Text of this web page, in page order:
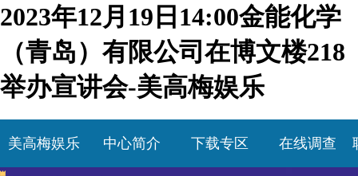
2023年12月19日14:00金能化学
（青岛）有限公司在博文楼218
举办宣讲会-美高梅娱乐
美高梅娱乐 中心简介 下载专区 在线调查